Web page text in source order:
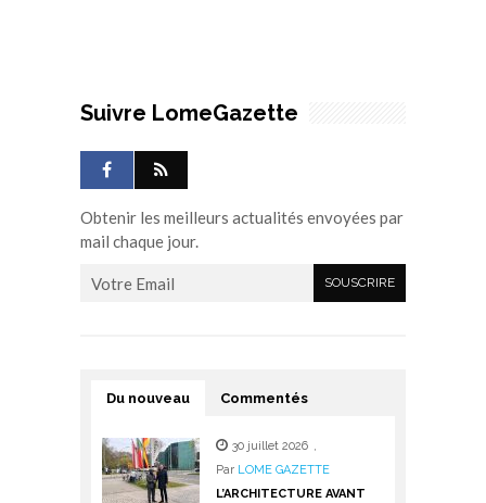
Suivre LomeGazette
Obtenir les meilleurs actualités envoyées par
mail chaque jour.
Du nouveau Commentés
30 juillet 2026 ,
Par LOME GAZETTE
L’ARCHITECTURE AVANT